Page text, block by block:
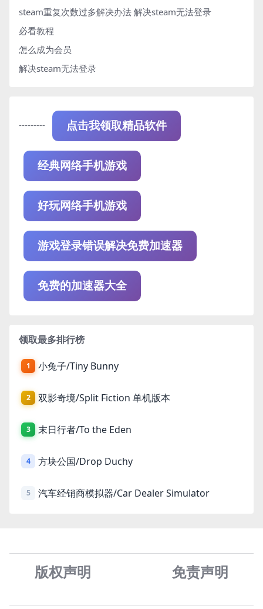
steam重复次数过多解决办法 解决steam无法登录
必看教程
怎么成为会员
解决steam无法登录
--------- 点击我领取精品软件
经典网络手机游戏
好玩网络手机游戏
游戏登录错误解决免费加速器
免费的加速器大全
领取最多排行榜
1 小兔子/Tiny Bunny
2 双影奇境/Split Fiction 单机版本
3 末日行者/To the Eden
4 方块公国/Drop Duchy
5 汽车经销商模拟器/Car Dealer Simulator
版权声明 免责声明